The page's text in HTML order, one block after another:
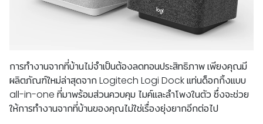
การทำงานจากที่บ้านไม่จำเป็นต้องลดทอนประสิทธิภาพเพียงคุณมี
ผลิตภัณฑ์ใหม่ล่าสุดจากLogitech Logi Dockแท่นด็อกกิ้งแบบ
all-in-one ที่มาพร้อมส่วนควบคุม ไมค์และลำโพงในตัวซึ่งจะช่วย
ให้การทำงานจากที่บ้านของคุณไม่ใช่เรื่องยุ่งยากอีกต่อไป